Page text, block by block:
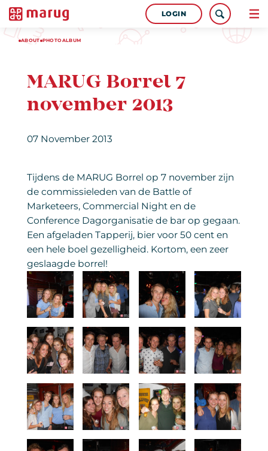
LOGIN
ABOUT PHOTOALBUM
MARUG Borrel 7
november 2013
07 November 2013
Tijdens de MARUG Borrel op 7 november zijn
de commissieleden van de Battle of
Marketeers, Commercial Night en de
Conference Dagorganisatie de bar op gegaan.
Een afgeladen Tapperij, bier voor 50 cent en
een hele boel gezelligheid. Kortom, een zeer
geslaagde borrel!